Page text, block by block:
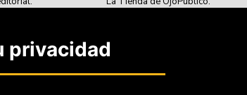
de
privacidad